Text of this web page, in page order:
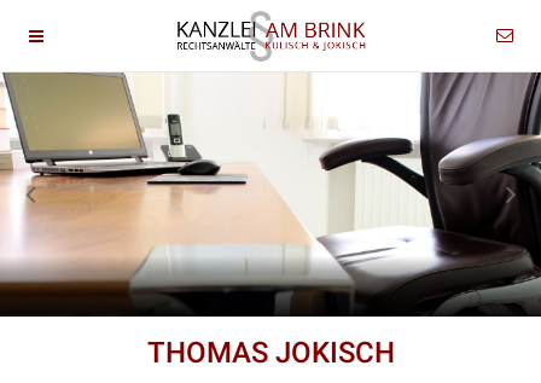
THOMAS JOKISCH